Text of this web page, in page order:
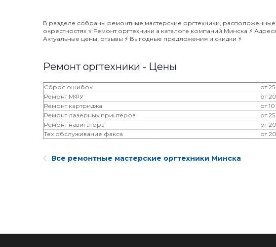
В разделе собраны ремонтные мастерские оргтехники,
окрестностях ⭐️ Ремонт оргтехники а каталоге компаний Минска ⚡️
Актуальные цены, отзывы ⚡️ Выгодные предложения и скидки ⚡️
Ремонт оргтехники - Цены
Сброс ошибок
от
Ремонт МФУ
от
Ремонт картриджа
от
Ремонт лазерных принтеров
от
Ремонт навигатора
от
Тех обслуживание факса
от
Все ремонтные мастерские оргтехники Минска